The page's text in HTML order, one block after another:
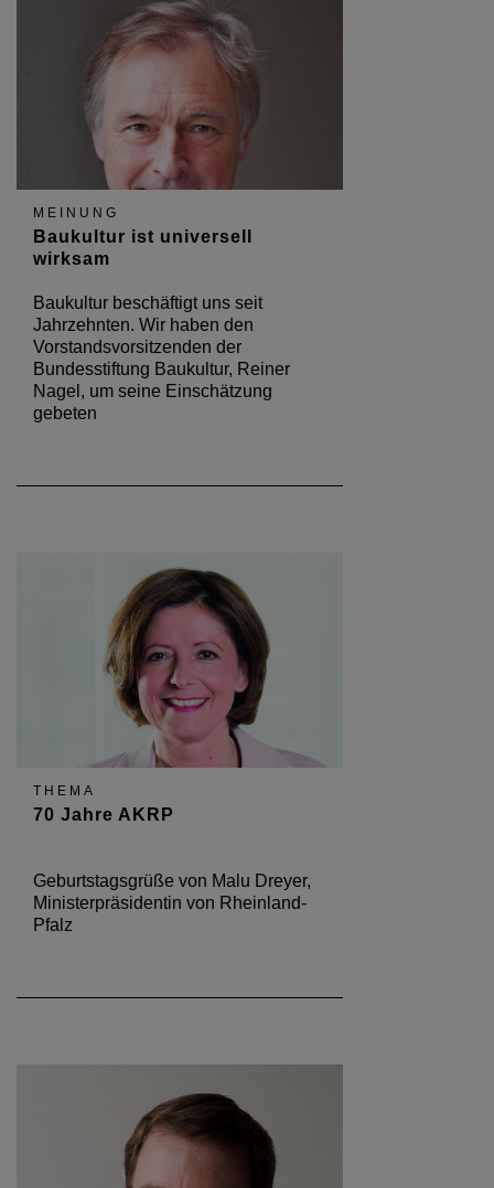
MEINUNG
Baukultur ist universell
wirksam
Baukultur beschäftigt uns seit
Jahrzehnten. Wir haben den
Vorstandsvorsitzenden der
Bundesstiftung Baukultur, Reiner
Nagel, um seine Einschätzung
gebeten
THEMA
70 Jahre AKRP
Geburtstagsgrüße von Malu Dreyer,
Ministerpräsidentin von Rheinland-
Pfalz